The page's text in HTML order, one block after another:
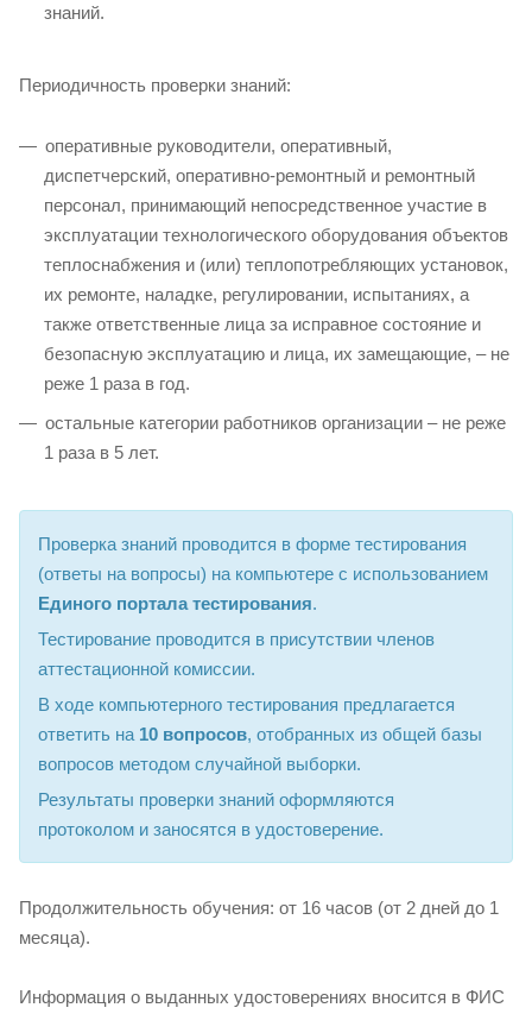
знаний.
Периодичность проверки знаний:
оперативные руководители, оперативный,
диспетчерский, оперативно-ремонтный и ремонтный
персонал, принимающий непосредственное участие в
эксплуатации технологического оборудования объектов
теплоснабжения и (или) теплопотребляющих установок,
их ремонте, наладке, регулировании, испытаниях, а
также ответственные лица за исправное состояние и
безопасную эксплуатацию и лица, их замещающие, – не
реже 1 раза в год.
остальные категории работников организации – не реже
1 раза в 5 лет.
Проверка знаний проводится в форме тестирования
(ответы на вопросы) на компьютере с использованием
Единого портала тестирования.
Тестирование проводится в присутствии членов
аттестационной комиссии.
В ходе компьютерного тестирования предлагается
ответить на 10 вопросов, отобранных из общей базы
вопросов методом случайной выборки.
Результаты проверки знаний оформляются
протоколом и заносятся в удостоверение.
Продолжительность обучения: от 16 часов (от 2 дней до 1
месяца).
Информация о выданных удостоверениях вносится в ФИС